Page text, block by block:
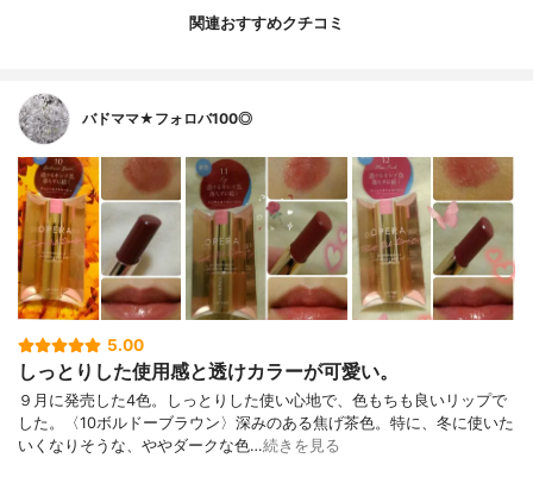
関連おすすめクチコミ
バドママ★フォロバ100◎
5.00
しっとりした使用感と透けカラーが可愛い。
９月に発売した4色。しっとりした使い心地で、色もちも良いリップで
した。〈10ボルドーブラウン〉深みのある焦げ茶色。特に、冬に使いた
いくなりそうな、ややダークな色…続きを見る